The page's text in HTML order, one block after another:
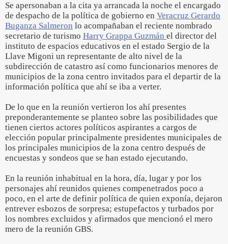
Se apersonaban a la cita ya arrancada la noche el encargado
de despacho de la política de gobierno en Veracruz Gerardo
Buganza Salmeron lo acompañaban el reciente nombrado
secretario de turismo Harry Grappa Guzmán el director del
instituto de espacios educativos en el estado Sergio de la
Llave Migoni un representante de alto nivel de la
subdirección de catastro así como funcionarios menores de
municipios de la zona centro invitados para el departir de la
información política que ahí se iba a verter.
De lo que en la reunión vertieron los ahí presentes
preponderantemente se planteo sobre las posibilidades que
tienen ciertos actores políticos aspirantes a cargos de
elección popular principalmente presidentes municipales de
los principales municipios de la zona centro después de
encuestas y sondeos que se han estado ejecutando.
En la reunión inhabitual en la hora, día, lugar y por los
personajes ahí reunidos quienes compenetrados poco a
poco, en el arte de definir política de quien exponía, dejaron
entrever esbozos de sorpresa; estupefactos y turbados por
los nombres excluidos y afirmados que mencionó el mero
mero de la reunión GBS.